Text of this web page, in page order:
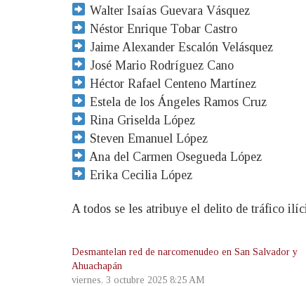
Walter Isaías Guevara Vásquez
Néstor Enrique Tobar Castro
Jaime Alexander Escalón Velásquez
José Mario Rodríguez Cano
Héctor Rafael Centeno Martínez
Estela de los Ángeles Ramos Cruz
Rina Griselda López
Steven Emanuel López
Ana del Carmen Osegueda López
Erika Cecilia López
A todos se les atribuye el delito de tráfico
Desmantelan red de narcomenudeo en San Salvador y
Ahuachapán
viernes, 3 octubre 2025 8:25 AM